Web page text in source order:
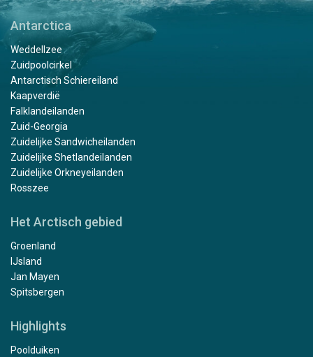
Antarctica
Weddellzee
Zuidpoolcirkel
Antarctisch Schiereiland
Kaapverdië
Falklandeilanden
Zuid-Georgia
Zuidelijke Sandwicheilanden
Zuidelijke Shetlandeilanden
Zuidelijke Orkneyeilanden
Rosszee
Het Arctisch gebied
Groenland
IJsland
Jan Mayen
Spitsbergen
Highlights
Poolduiken